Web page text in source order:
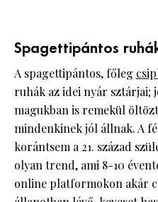
Spagettipántos
A spagettipántos, főleg
ruhák az idei nyár sztárjai;
magukban is remekül
mindenkinek jól állnak. A
korántsem a 21. század
olyan trend, ami 8-10
online platformokon akár